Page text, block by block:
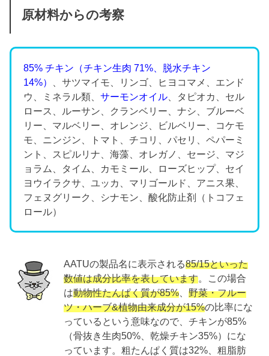
原材料からの考察
85% チキン（チキン生肉 71%、脱水チキン
14%）
、サツマイモ、リンゴ、ヒヨコマメ、エンド
ウ、ミネラル類、サーモンオイル 、タピオカ、セル
ロース、ルーサン、クランベリー、ナシ、ブルーベ
リー、マルベリー、オレンジ、ビルベリー、コケモ
モ、ニンジン、トマト、チコリ、パセリ、ペパーミ
ント、スピルリナ、海藻、オレガノ、セージ、マジ
ョラム、タイム、カモミール、ローズヒップ、セイ
ヨウイラクサ、ユッカ、マリゴールド、アニス果、
フェヌグリーク、シナモン、酸化防止剤（トコフェ
ロール）
AATUの製品名に表示される85/15といった
数値は成分比率を表しています。この場合
は動物性たんぱく質が85% 、野菜・フルー
ツ・ハーブ&植物由来成分が15%の比率にな
っているという意味なので、チキンが85%
（骨抜き生肉50%、乾燥チキン35%）にな
っています。粗たんぱく質は32%、粗脂肪